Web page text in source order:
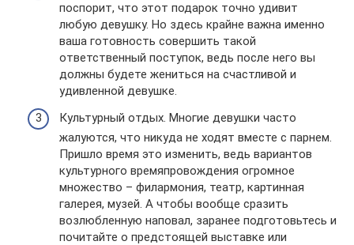
поспорит, что этот подарок точно удивит
любую девушку. Но здесь крайне важна именно
ваша готовность совершить такой
ответственный поступок, ведь после него вы
должны будете жениться на счастливой и
удивленной девушке.
Культурный отдых. Многие девушки часто
жалуются, что никуда не ходят вместе с парнем.
Пришло время это изменить, ведь вариантов
культурного времяпровождения огромное
множество – филармония, театр, картинная
галерея, музей. А чтобы вообще сразить
возлюбленную наповал, заранее подготовьтесь и
почитайте о предстоящей выставке или